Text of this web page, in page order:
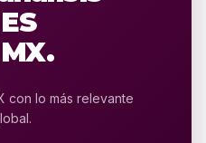
con lo más relevante